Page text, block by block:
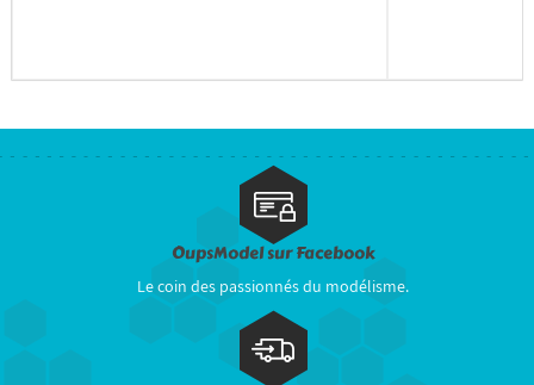
OupsModel sur Facebook
Le coin des passionnés du modélisme.